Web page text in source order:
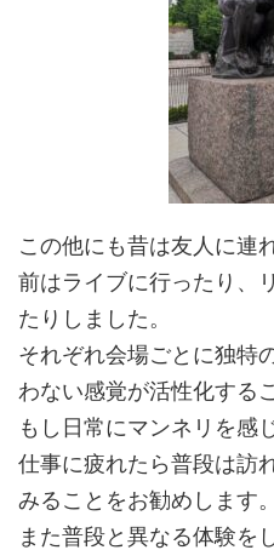
この他にも昔は友人に連
前はライブに行ったり、
たりしました。
それぞれ会場ごとに独特
わない感覚が活性化する
もし日常にマンネリを感
仕事に疲れたら普段は訪
みることをお勧めします。
また普段と異なる体験を